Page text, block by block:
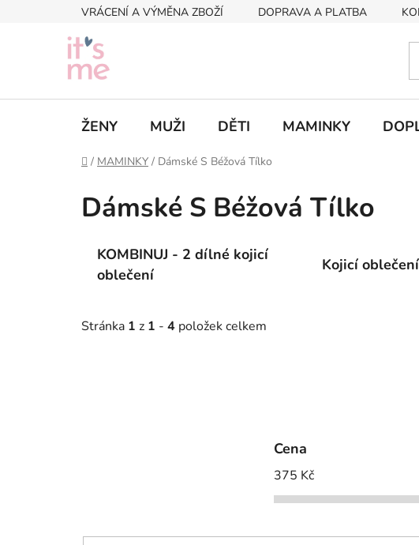
VRÁCENÍ A VÝMĚNA ZBOŽÍ DOPRAVA A PLATBA
ŽENY MUŽI DĚTI MAMINKY
Domů
/ MAMINKY / Dámské S Béžová Tílko
Dámské S Béžová Tílko
KOMBINUJ - 2 dílné kojicí
oblečení
Kojicí oblečení
Stránka 1 z 1 - 4 položek celkem
Cena
375 Kč